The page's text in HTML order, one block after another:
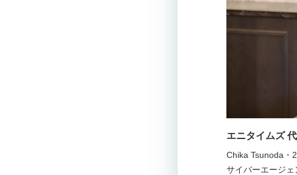
エニタイムズ
Chika Tsunoda・
サイバーエージ